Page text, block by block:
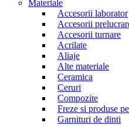
Materiale
Accesorii laborator
Accesorii
Accesorii turnare
Acrilate
Aliaje
Alte materiale
Ceramica
Ceruri
Compozite
Freze si produse
Garnituri de dinti